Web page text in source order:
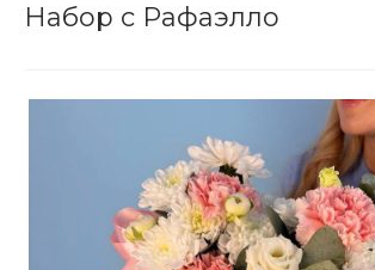
Набор с Рафаэлло